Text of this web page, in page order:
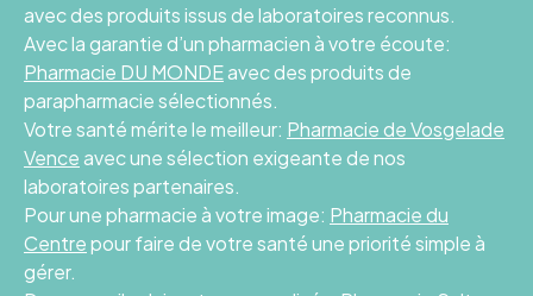
avec des produits issus de laboratoires reconnus.
Avec la garantie d’un pharmacien à votre écoute:
Pharmacie DU MONDEavec des produits de
parapharmacie sélectionnés.
Votre santé mérite le meilleur: Pharmacie de Vosgelade
Venceavec une sélection exigeante de nos
laboratoires partenaires.
Pour une pharmacie à votre image: Pharmacie du
Centrepour faire de votre santé une priorité simple à
gérer.